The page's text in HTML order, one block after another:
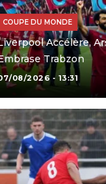
COUPE DU MONDE
Accélère,
Trabzon
08/2026 - 13:31